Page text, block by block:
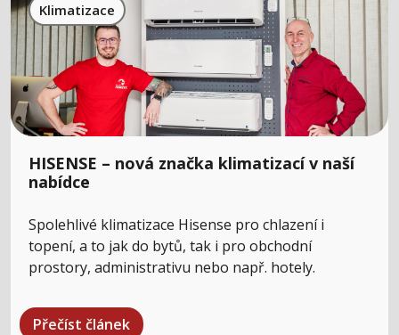
Klimatizace
HISENSE – nová značka klimatizací v naší
nabídce
Spolehlivé klimatizace Hisense pro chlazení i
topení, a to jak do bytů, tak i pro obchodní
prostory, administrativu nebo např. hotely.
Přečíst článek